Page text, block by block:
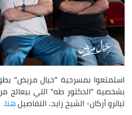
استمتعوا بمسرحية "خيال مريض"
بشخصية "الدكتور طه" اللي بيعالج
تياترو أركان- الشيخ زايد.. التفاصيلهنا.